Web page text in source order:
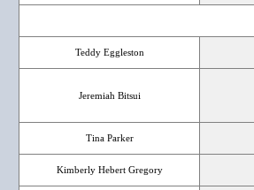
Teddy Eggleston
Jeremiah Bitsui
Tina Parker
Kimberly Hebert Gregory